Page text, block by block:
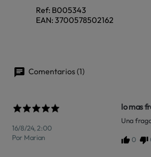
Ref: B005343
EAN: 3700578502162
Comentarios (1)
16/8/24, 2:00
Por Marian
lo mas
Una
0